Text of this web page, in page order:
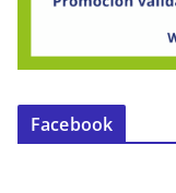
Facebook